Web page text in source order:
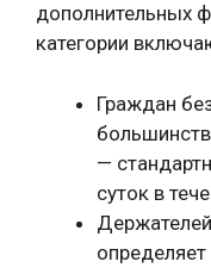
дополнительных
категории
Граждан
—
суток в